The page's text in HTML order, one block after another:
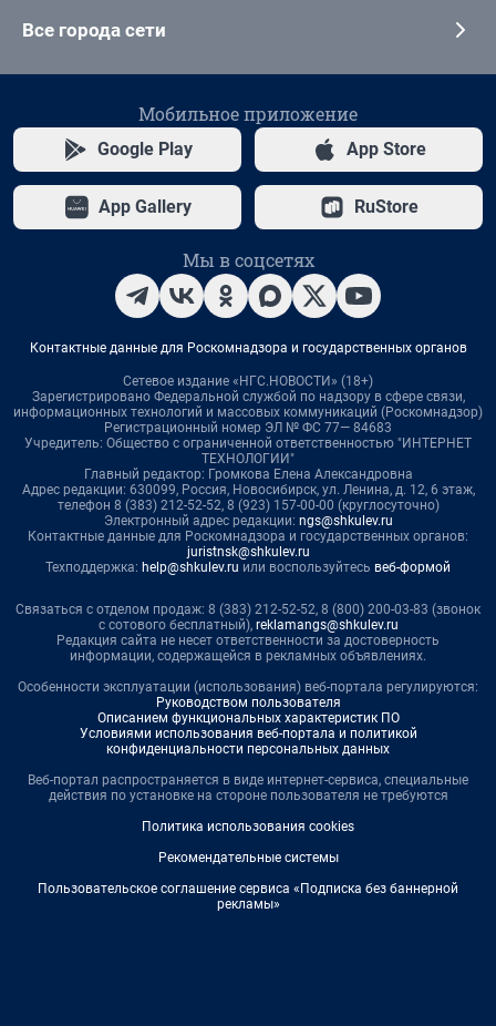
Все города сети
Мобильное приложение
Google Play App Store
App Gallery RuStore
Мы в соцсетях
Контактные данные для Роскомнадзора и государственных органов
Сетевое издание «НГС.НОВОСТИ» (18+)
Зарегистрировано Федеральной службой по надзору в сфере связи,
информационных технологий и массовых коммуникаций (Роскомнадзор)
Регистрационный номер ЭЛ № ФС 77— 84683
Учредитель: Общество с ограниченной ответственностью "ИНТЕРНЕТ
ТЕХНОЛОГИИ"
Главный редактор: Громкова Елена Александровна
Адрес редакции: 630099, Россия, Новосибирск, ул. Ленина, д. 12, 6 этаж,
телефон 8 (383) 212-52-52, 8 (923) 157-00-00 (круглосуточно)
Электронный адрес редакции: ngs@shkulev.ru
Контактные данные для Роскомнадзора и государственных органов:
juristnsk@shkulev.ru
Техподдержка: help@shkulev.ru или воспользуйтесь веб-формой
Связаться с отделом продаж: 8 (383) 212-52-52, 8 (800) 200-03-83 (звонок
с сотового бесплатный), reklamangs@shkulev.ru
Редакция сайта не несет ответственности за достоверность
информации, содержащейся в рекламных объявлениях.
Особенности эксплуатации (использования) веб-портала регулируются:
Руководством пользователя
Описанием функциональных характеристик ПО
Условиями использования веб-портала и политикой
конфиденциальности персональных данных
Веб-портал распространяется в виде интернет-сервиса, специальные
действия по установке на стороне пользователя не требуются
Политика использования cookies
Рекомендательные системы
Пользовательское соглашение сервиса «Подписка без баннерной
рекламы»